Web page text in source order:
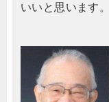
いいと思います。